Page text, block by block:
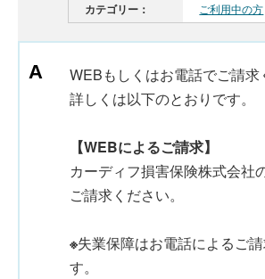
カテゴリー： ご利用中の方
WEBもしくはお電話でご請求
詳しくは以下のとおりです。
【WEBによるご請求】
カーディフ損害保険株式会社
ご請求ください。
※失業保障はお電話によるご
す。